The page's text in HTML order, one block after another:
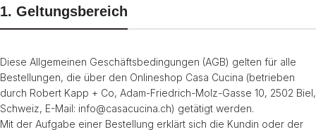
1. Geltungsbereich
Diese Allgemeinen Geschäftsbedingungen (AGB) gelten für alle
Bestellungen, die über den Onlineshop Casa Cucina (betrieben
durch Robert Kapp + Co, Adam-Friedrich-Molz-Gasse 10, 2502 Biel,
Schweiz, E-Mail: info@casacucina.ch) getätigt werden.
Mit der Aufgabe einer Bestellung erklärt sich die Kundin oder der